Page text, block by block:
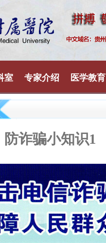
室 专家介绍 医学教育
防诈骗小知识1